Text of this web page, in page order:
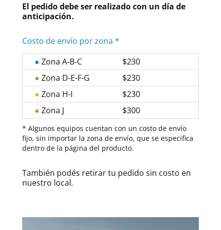
El pedido debe ser realizado con un día de
anticipación.
Costo de envío por zona *
● Zona A-B-C
$230
● Zona D-E-F-G
$230
● Zona H-I
$230
● Zona J $300
* Algunos equipos cuentan con un costo de envío
fijo, sin importar la zona de envío, que se especifica
dentro de la página del producto.
También podés retirar tu pedido sin costo en
nuestro local.